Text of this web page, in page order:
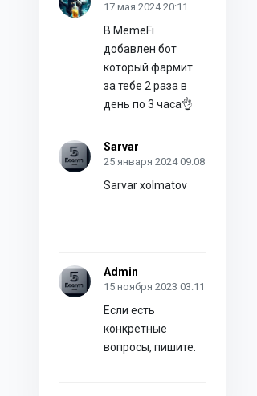
17 мая 2024 20:11
В MemeFi
добавлен бот
который фармит
за тебе 2 раза в
день по 3 часа👌
Sarvar
25 января 2024 09:08
Sarvar xolmatov
Admin
15 ноября 2023 03:11
Если есть
конкретные
вопросы, пишите.